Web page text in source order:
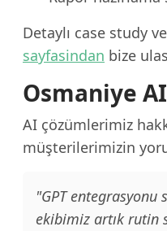
Detaylı case study
sayfasindan bize
Osmaniye
AI çözümlerimiz
müşterilerimizin
"GPT entegrasyonu
ekibimiz artık rutin